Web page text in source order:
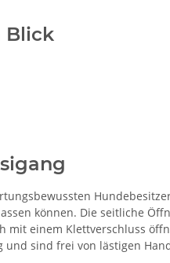
Blick
können. Die seitliche
einem Klettverschluss
sind frei von lästigen